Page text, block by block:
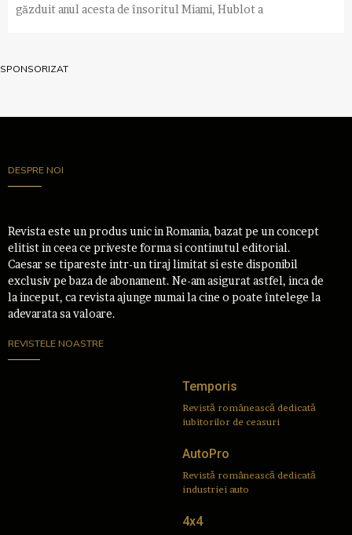
găzduit anul acesta de însoritul Miami, Hublot a
SPONSORIZAT
DESPRE NOI
Revista este un produs unic in Romania, bazat pe un concept
elitist in ceea ce priveste forma si continutul editorial.
Caesar se tipareste intr-un tiraj limitat si este disponibil
exclusiv pe baza de abonament. Ne-am asigurat astfel, inca de
la inceput, ca revista ajunge numai la cine o poate întelege la
adevarata sa valoare.
REVISTELE NOASTRE
Temporis
Revistă românească dedicată
iubitorilor de ceasuri
AutoPro
Revistă românească dedicată
industriei auto
4x4